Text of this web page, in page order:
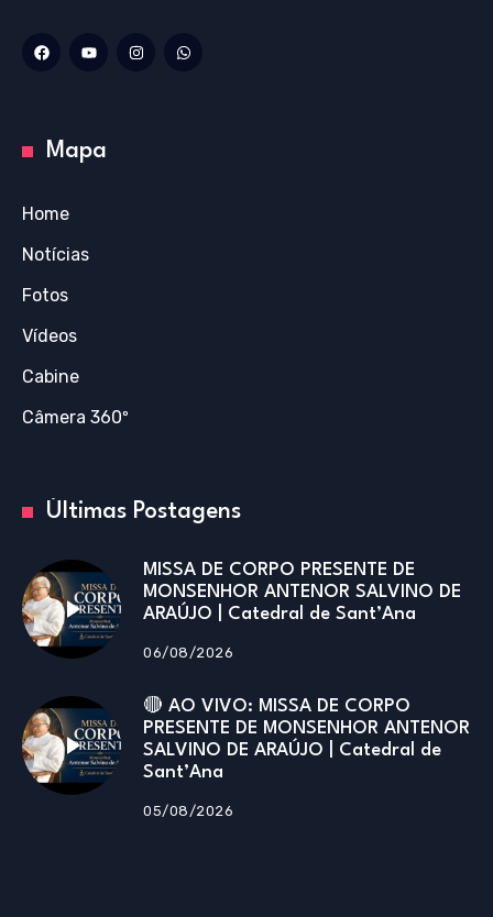
Mapa
Home
Notícias
Fotos
Vídeos
Cabine
Câmera 360º
Últimas Postagens
MISSA DE CORPO PRESENTE DE
MONSENHOR ANTENOR SALVINO DE
ARAÚJO | Catedral de Sant’Ana
06/08/2026
🔴 AO VIVO: MISSA DE CORPO
PRESENTE DE MONSENHOR ANTENOR
SALVINO DE ARAÚJO | Catedral de
Sant’Ana
05/08/2026